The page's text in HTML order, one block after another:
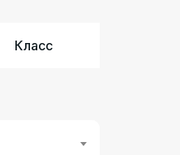
Класс